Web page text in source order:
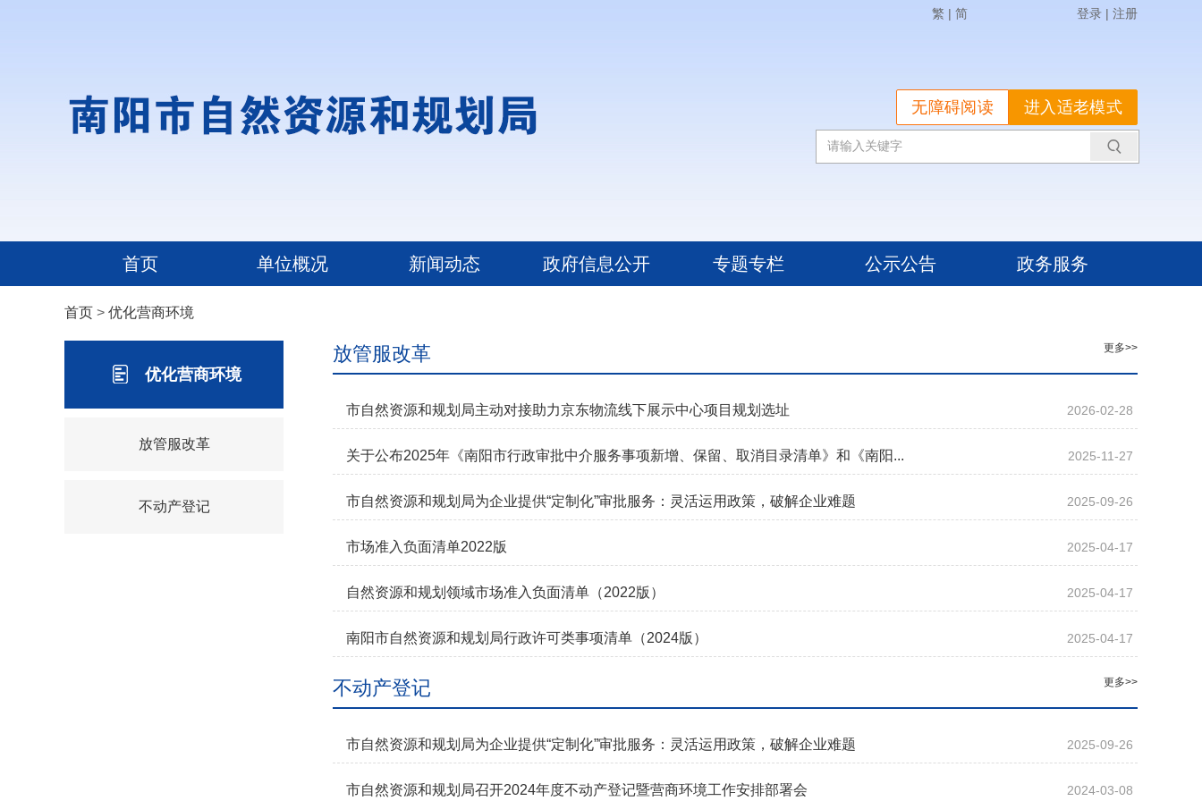
繁 | 简 登录 | 注册
进入适老模式
无障碍阅读
首页 单位概况 新闻动态 政府信息公开 专题专栏 公示公告 政务服务
首页 > 优化营商环境
优化营商环境
放管服改革
不动产登记
更多>>
放管服改革
2026-02-28
市自然资源和规划局主动对接助力京东物流线下展示中心项目规划选址
2025-11-27
关于公布2025年《南阳市行政审批中介服务事项新增、保留、取消目录清单》和《南阳...
2025-09-26
市自然资源和规划局为企业提供“定制化”审批服务：灵活运用政策，破解企业难题
2025-04-17
市场准入负面清单2022版
2025-04-17
自然资源和规划领域市场准入负面清单（2022版）
2025-04-17
南阳市自然资源和规划局行政许可类事项清单（2024版）
更多>>
不动产登记
2025-09-26
市自然资源和规划局为企业提供“定制化”审批服务：灵活运用政策，破解企业难题
2024-03-08
市自然资源和规划局召开2024年度不动产登记暨营商环境工作安排部署会